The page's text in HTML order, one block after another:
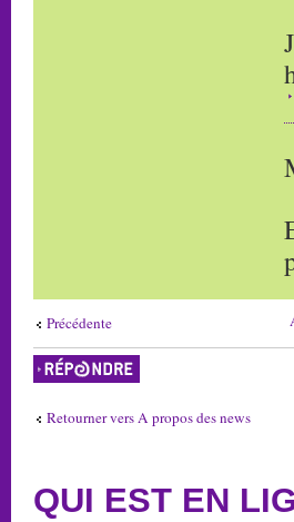
Précédente
Répondre
Retourner vers A propos des news
QUI EST EN